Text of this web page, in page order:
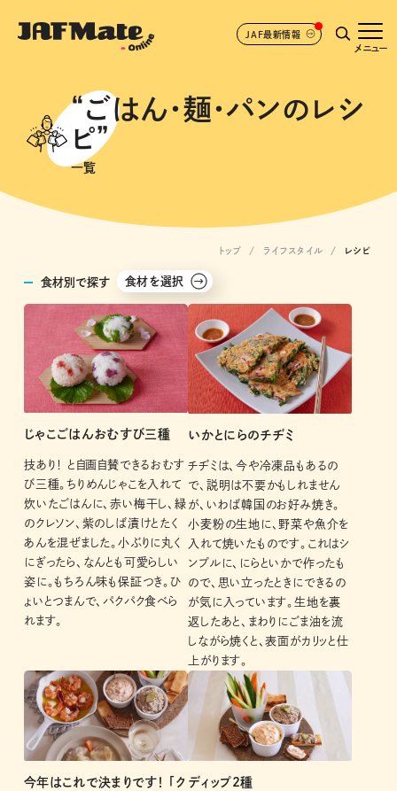
JAF最新情報
メニュー
“ごはん・麺・パンのレシ
ピ”
一覧
トップ ライフスタイル レシピ
食材別で探す 食材を選択
じゃこごはんおむすび三種
技あり！ と自画自賛できるおむす
び三種。ちりめんじゃこを入れて
炊いたごはんに、赤い梅干し、緑
のクレソン、紫のしば漬けとたく
あんを混ぜました。小ぶりに丸く
にぎったら、なんとも可愛らしい
姿に。もちろん味も保証つき。ひ
ょいとつまんで、パクパク食べら
れます。
いかとにらのチヂミ
チヂミは、今や冷凍品もあるの
で、説明は不要かもしれません
が、いわば韓国のお好み焼き。
小麦粉の生地に、野菜や魚介を
入れて焼いたものです。これはシ
ンプルに、にらといかで作ったも
ので、思い立ったときにできるの
が気に入っています。生地を裏
返したあと、まわりにごま油を流
しながら焼くと、表面がカリッと仕
上がります。
今年はこれで決まりです！ 「ク ディップ2種